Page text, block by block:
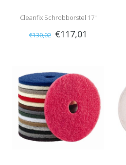
Cleanfix Schrobborstel 17"
€130,02 €117,01